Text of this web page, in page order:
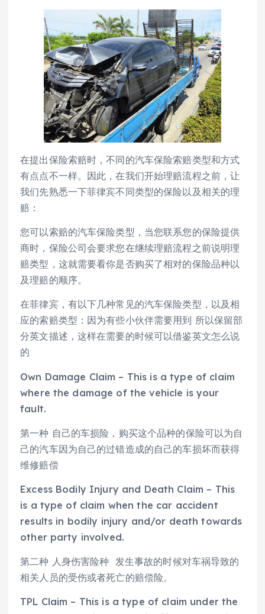
在提出保险索赔时，不同的汽车保险索赔类型和方式
有点点不一样。因此，在我们开始理赔流程之前，让
我们先熟悉一下菲律宾不同类型的保险以及相关的理
赔：
您可以索赔的汽车保险类型，当您联系您的保险提供
商时，保险公司会要求您在继续理赔流程之前说明理
赔类型，这就需要看你是否购买了相对的保险品种以
及理赔的顺序。
在菲律宾，有以下几种常见的汽车保险类型，以及相
应的索赔类型：因为有些小伙伴需要用到 所以保留部
分英文描述，这样在需要的时候可以借鉴英文怎么说
的
Own Damage Claim – This is a type of claim
where the damage of the vehicle is your
fault.
第一种 自己的车损险，购买这个品种的保险可以为自
己的汽车因为自己的过错造成的自己的车损坏而获得
维修赔偿
Excess Bodily Injury and Death Claim – This
is a type of claim when the car accident
results in bodily injury and/or death towards
other party involved.
第二种 人身伤害险种 发生事故的时候对车祸导致的
相关人员的受伤或者死亡的赔偿险。
TPL Claim – This is a type of claim under the